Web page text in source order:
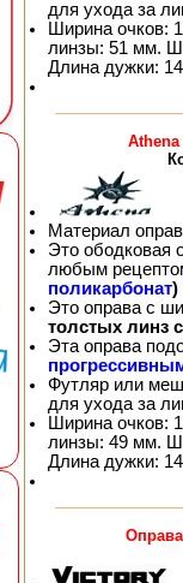
для ухода за
Ширина очков:
линзы: 51 мм.
Длина дужки:
Материал
Это ободковая
любым
поликарбонат)
Это оправа с
толстых линз
Эта оправа
Футляр или
для ухода за
Ширина очков:
линзы: 49 мм.
Длина дужки: